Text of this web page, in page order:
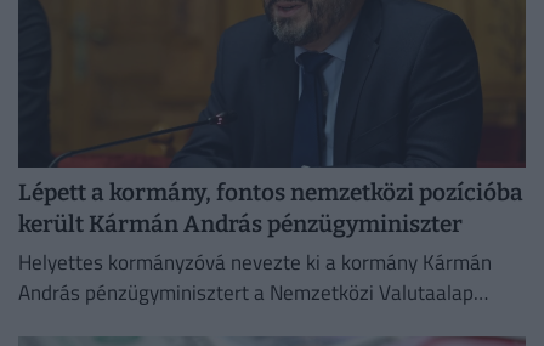
Lépett a kormány, fontos nemzetközi pozícióba
került Kármán András pénzügyminiszter
Helyettes kormányzóvá nevezte ki a kormány Kármán
András pénzügyminisztert a Nemzetközi Valutaalap